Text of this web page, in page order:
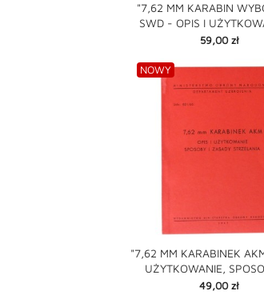
"7,62 MM KARABIN
SWD - OPIS I
Cena
59,00 zł
shopping_cart
"7,62 MM KARABINEK
UŻYTKOWANIE,
Cena
49,00 zł
NOWY
shopping_cart